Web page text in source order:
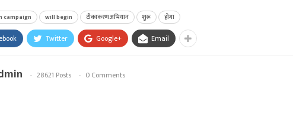
campaign will begin टीकाकरण अभियान शुरू होगा
Twitter Google+ Email
28621 Posts 0 Comments